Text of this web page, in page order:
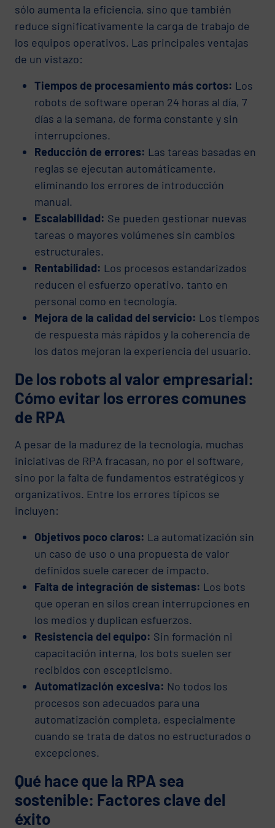
sólo aumenta la eficiencia, sino que también
reduce significativamente la carga de trabajo de
los equipos operativos. Las principales ventajas
de un vistazo:
Tiempos de procesamiento más cortos: Los
robots de software operan 24 horas al día, 7
días a la semana, de forma constante y sin
interrupciones.
Reducción de errores: Las tareas basadas en
reglas se ejecutan automáticamente,
eliminando los errores de introducción
manual.
Escalabilidad: Se pueden gestionar nuevas
tareas o mayores volúmenes sin cambios
estructurales.
Rentabilidad: Los procesos estandarizados
reducen el esfuerzo operativo, tanto en
personal como en tecnología.
Mejora de la calidad del servicio: Los tiempos
de respuesta más rápidos y la coherencia de
los datos mejoran la experiencia del usuario.
De los robots al valor empresarial:
Cómo evitar los errores comunes
de RPA
A pesar de la madurez de la tecnología, muchas
iniciativas de RPA fracasan, no por el software,
sino por la falta de fundamentos estratégicos y
organizativos. Entre los errores típicos se
incluyen:
Objetivos poco claros: La automatización sin
un caso de uso o una propuesta de valor
definidos suele carecer de impacto.
Falta de integración de sistemas: Los bots
que operan en silos crean interrupciones en
los medios y duplican esfuerzos.
Resistencia del equipo: Sin formación ni
capacitación interna, los bots suelen ser
recibidos con escepticismo.
Automatización excesiva: No todos los
procesos son adecuados para una
automatización completa, especialmente
cuando se trata de datos no estructurados o
excepciones.
Qué hace que la RPA sea
sostenible: Factores clave del
éxito